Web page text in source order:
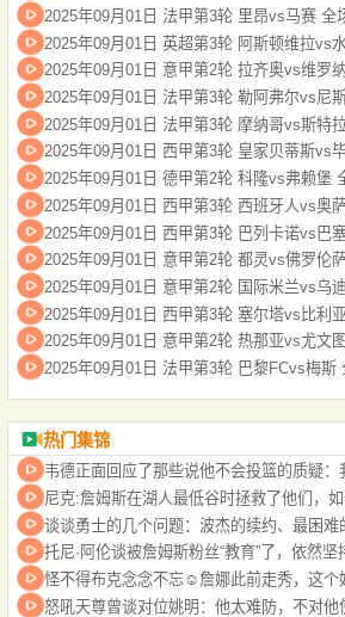
2025年09月01日 法甲第3轮 里昂vs马赛 全
2025年09月01日 英超第3轮 阿斯顿维拉vs
2025年09月01日 意甲第2轮 拉齐奥vs维罗
2025年09月01日 法甲第3轮 勒阿弗尔vs尼
2025年09月01日 法甲第3轮 摩纳哥vs斯特
2025年09月01日 西甲第3轮 皇家贝蒂斯vs
2025年09月01日 德甲第2轮 科隆vs弗赖堡
2025年09月01日 西甲第3轮 西班牙人vs奥
2025年09月01日 西甲第3轮 巴列卡诺vs巴
2025年09月01日 意甲第2轮 都灵vs佛罗伦
2025年09月01日 意甲第2轮 国际米兰vs乌
2025年09月01日 西甲第3轮 塞尔塔vs比利
2025年09月01日 意甲第2轮 热那亚vs尤文
2025年09月01日 法甲第3轮 巴黎FCvs梅斯
热门集锦
韦德正面回应了那些说他不会投篮的质疑：
尼克:詹姆斯在湖人最低谷时拯救了他们，
谈谈勇士的几个问题：波杰的续约、最困难
托尼·阿伦谈被詹姆斯粉丝“教育”了，依然
怪不得布克念念不忘☺️詹娜此前走秀，这个
怒吼天尊曾谈对位姚明：他太难防，不对他